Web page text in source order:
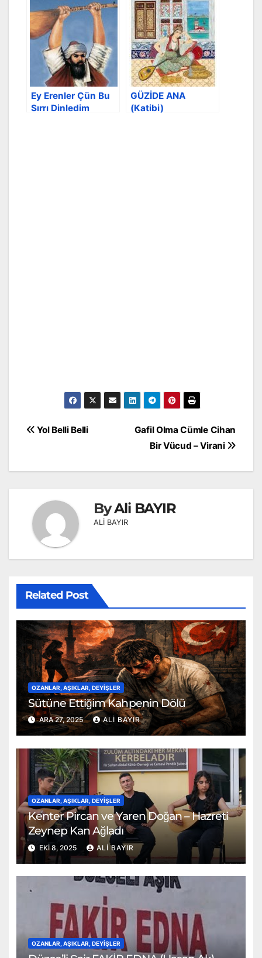
Ey Erenler Çün Bu
Sırrı Dinledim
GÜZİDE ANA
(Katibi)
Yazı
Gafil Olma Cümle Cihan
Bir Vücud – Virani
Yol Belli Belli
ByAli BAYIR
ALİ BAYIR
Related Post
OZANLAR, AŞIKLAR, DEYIŞLER
Sütüne Ettiğim Kahpenin Dölü
ARA 27, 2025 ALI BAYIR
OZANLAR, AŞIKLAR, DEYIŞLER
Kenter Pircan ve Yaren Doğan – Hazreti
Zeynep Kan Ağladı
EKI 8, 2025 ALI BAYIR
OZANLAR, AŞIKLAR, DEYIŞLER